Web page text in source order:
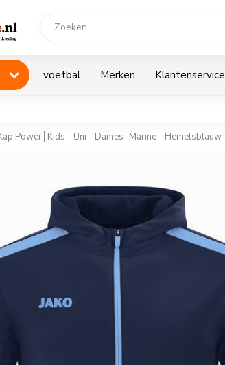
voetbal Merken Klantenservice
Power│Kids - Uni - Dames│Marine - Hemelsblauw